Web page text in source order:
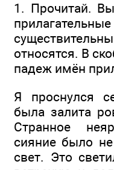
1. Прочитай.
относятся. В
падеж имён
Я проснулся
была залита
Странное
сияние было
свет. Это